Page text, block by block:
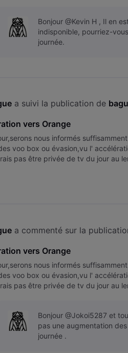
Bonjour @Kevin H , Il en
indisponible, pourriez-
journée.
a suivi la publication de
vers Orange
nous informés
voo box ou évasion,vu l'
pas être privée de tv du jour au
a commenté sur la
vers Orange
nous informés
voo box ou évasion,vu l'
pas être privée de tv du jour au
Bonjour @Jokoi5287 et
pas une augmentation
journée .